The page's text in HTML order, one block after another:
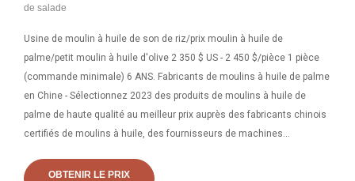
de salade
Usine de moulin à huile de son de riz/prix moulin à huile de
palme/petit moulin à huile d'olive 2 350 $ US - 2 450 $/pièce 1 pièce
(commande minimale) 6 ANS. Fabricants de moulins à huile de palme
en Chine - Sélectionnez 2023 des produits de moulins à huile de
palme de haute qualité au meilleur prix auprès des fabricants chinois
certifiés de moulins à huile, des fournisseurs de machines
OBTENIR LE PRIX